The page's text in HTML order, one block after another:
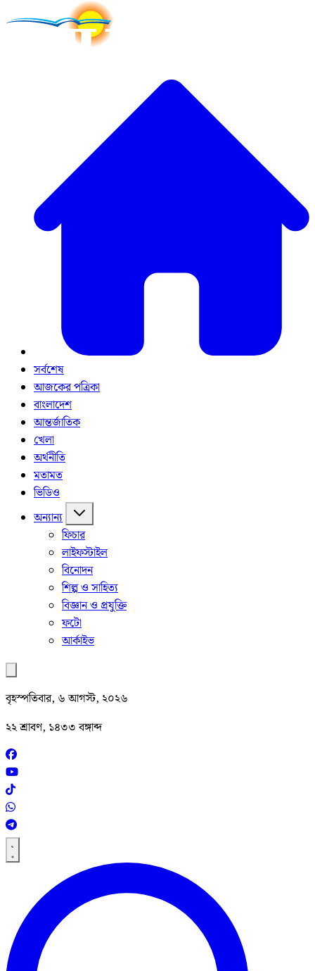
সর্বশেষ
আজকের পত্রিকা
বাংলাদেশ
আন্তর্জাতিক
খেলা
অর্থনীতি
মতামত
ভিডিও
অন্যান্য
ফিচার
লাইফস্টাইল
বিনোদন
শিল্প ও সাহিত্য
বিজ্ঞান ও প্রযুক্তি
ফটো
আর্কাইভ
বৃহস্পতিবার, ৬ আগস্ট, ২০২৬
২২ শ্রাবণ, ১৪৩৩ বঙ্গাব্দ